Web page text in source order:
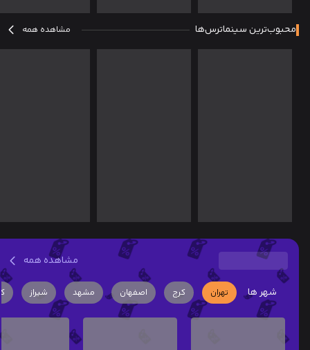
محبوب‌ترین سینماترس‌ها مشاهده همه
مشاهده همه
شهر ها تهران کرج اصفهان مشهد شیراز